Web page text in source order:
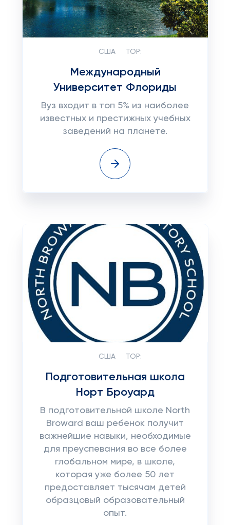
США TOP:
Международный
Университет Флориды
Вуз входит в топ 5% из наиболее
известных и престижных учебных
заведений на планете.
США TOP:
Подготовительная школа
Норт Броуард
В подготовительной школе North
Broward ваш ребенок получит
важнейшие навыки, необходимые
для преуспевания во все более
глобальном мире, в школе,
которая уже более 50 лет
предоставляет тысячам детей
образцовый образовательный
опыт.